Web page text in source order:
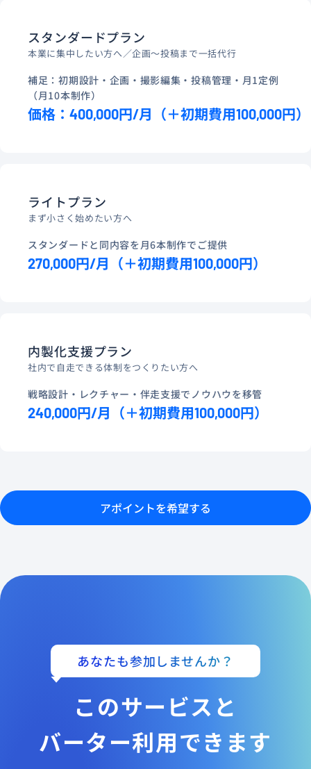
スタンダードプラン
本業に集中したい方へ／企画〜投稿まで一括代行
補足：初期設計・企画・撮影編集・投稿管理・月1定例
（月10本制作）
価格：400,000円/月（＋初期費用100,000円）
ライトプラン
まず小さく始めたい方へ
スタンダードと同内容を月6本制作でご提供
270,000円/月（＋初期費用100,000円）
内製化支援プラン
社内で自走できる体制をつくりたい方へ
戦略設計・レクチャー・伴走支援でノウハウを移管
240,000円/月（＋初期費用100,000円）
アポイントを希望する
あなたも参加しませんか？
このサービスと
バーター利用できます